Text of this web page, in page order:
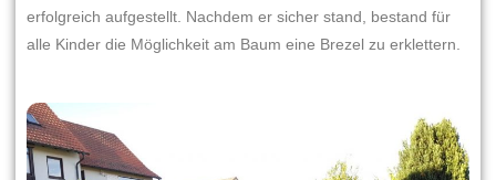
erfolgreich aufgestellt. Nachdem er sicher stand, bestand für
alle Kinder die Möglichkeit am Baum eine Brezel zu erklettern.